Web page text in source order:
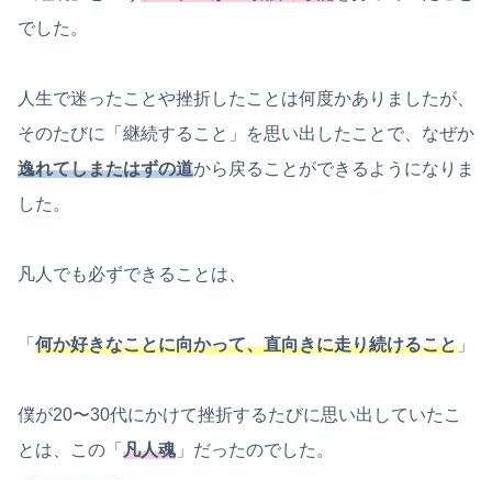
でした。
人生で迷ったことや挫折したことは何度かありましたが、
そのたびに「継続すること」を思い出したことで、なぜか
逸れてしまたはずの道から戻ることができるようになりま
した。
凡人でも必ずできることは、
「 何か好きなことに向かって、直向きに走り続けること 」
僕が20〜30代にかけて挫折するたびに思い出していたこ
とは、この「 凡人魂」だったのでした。